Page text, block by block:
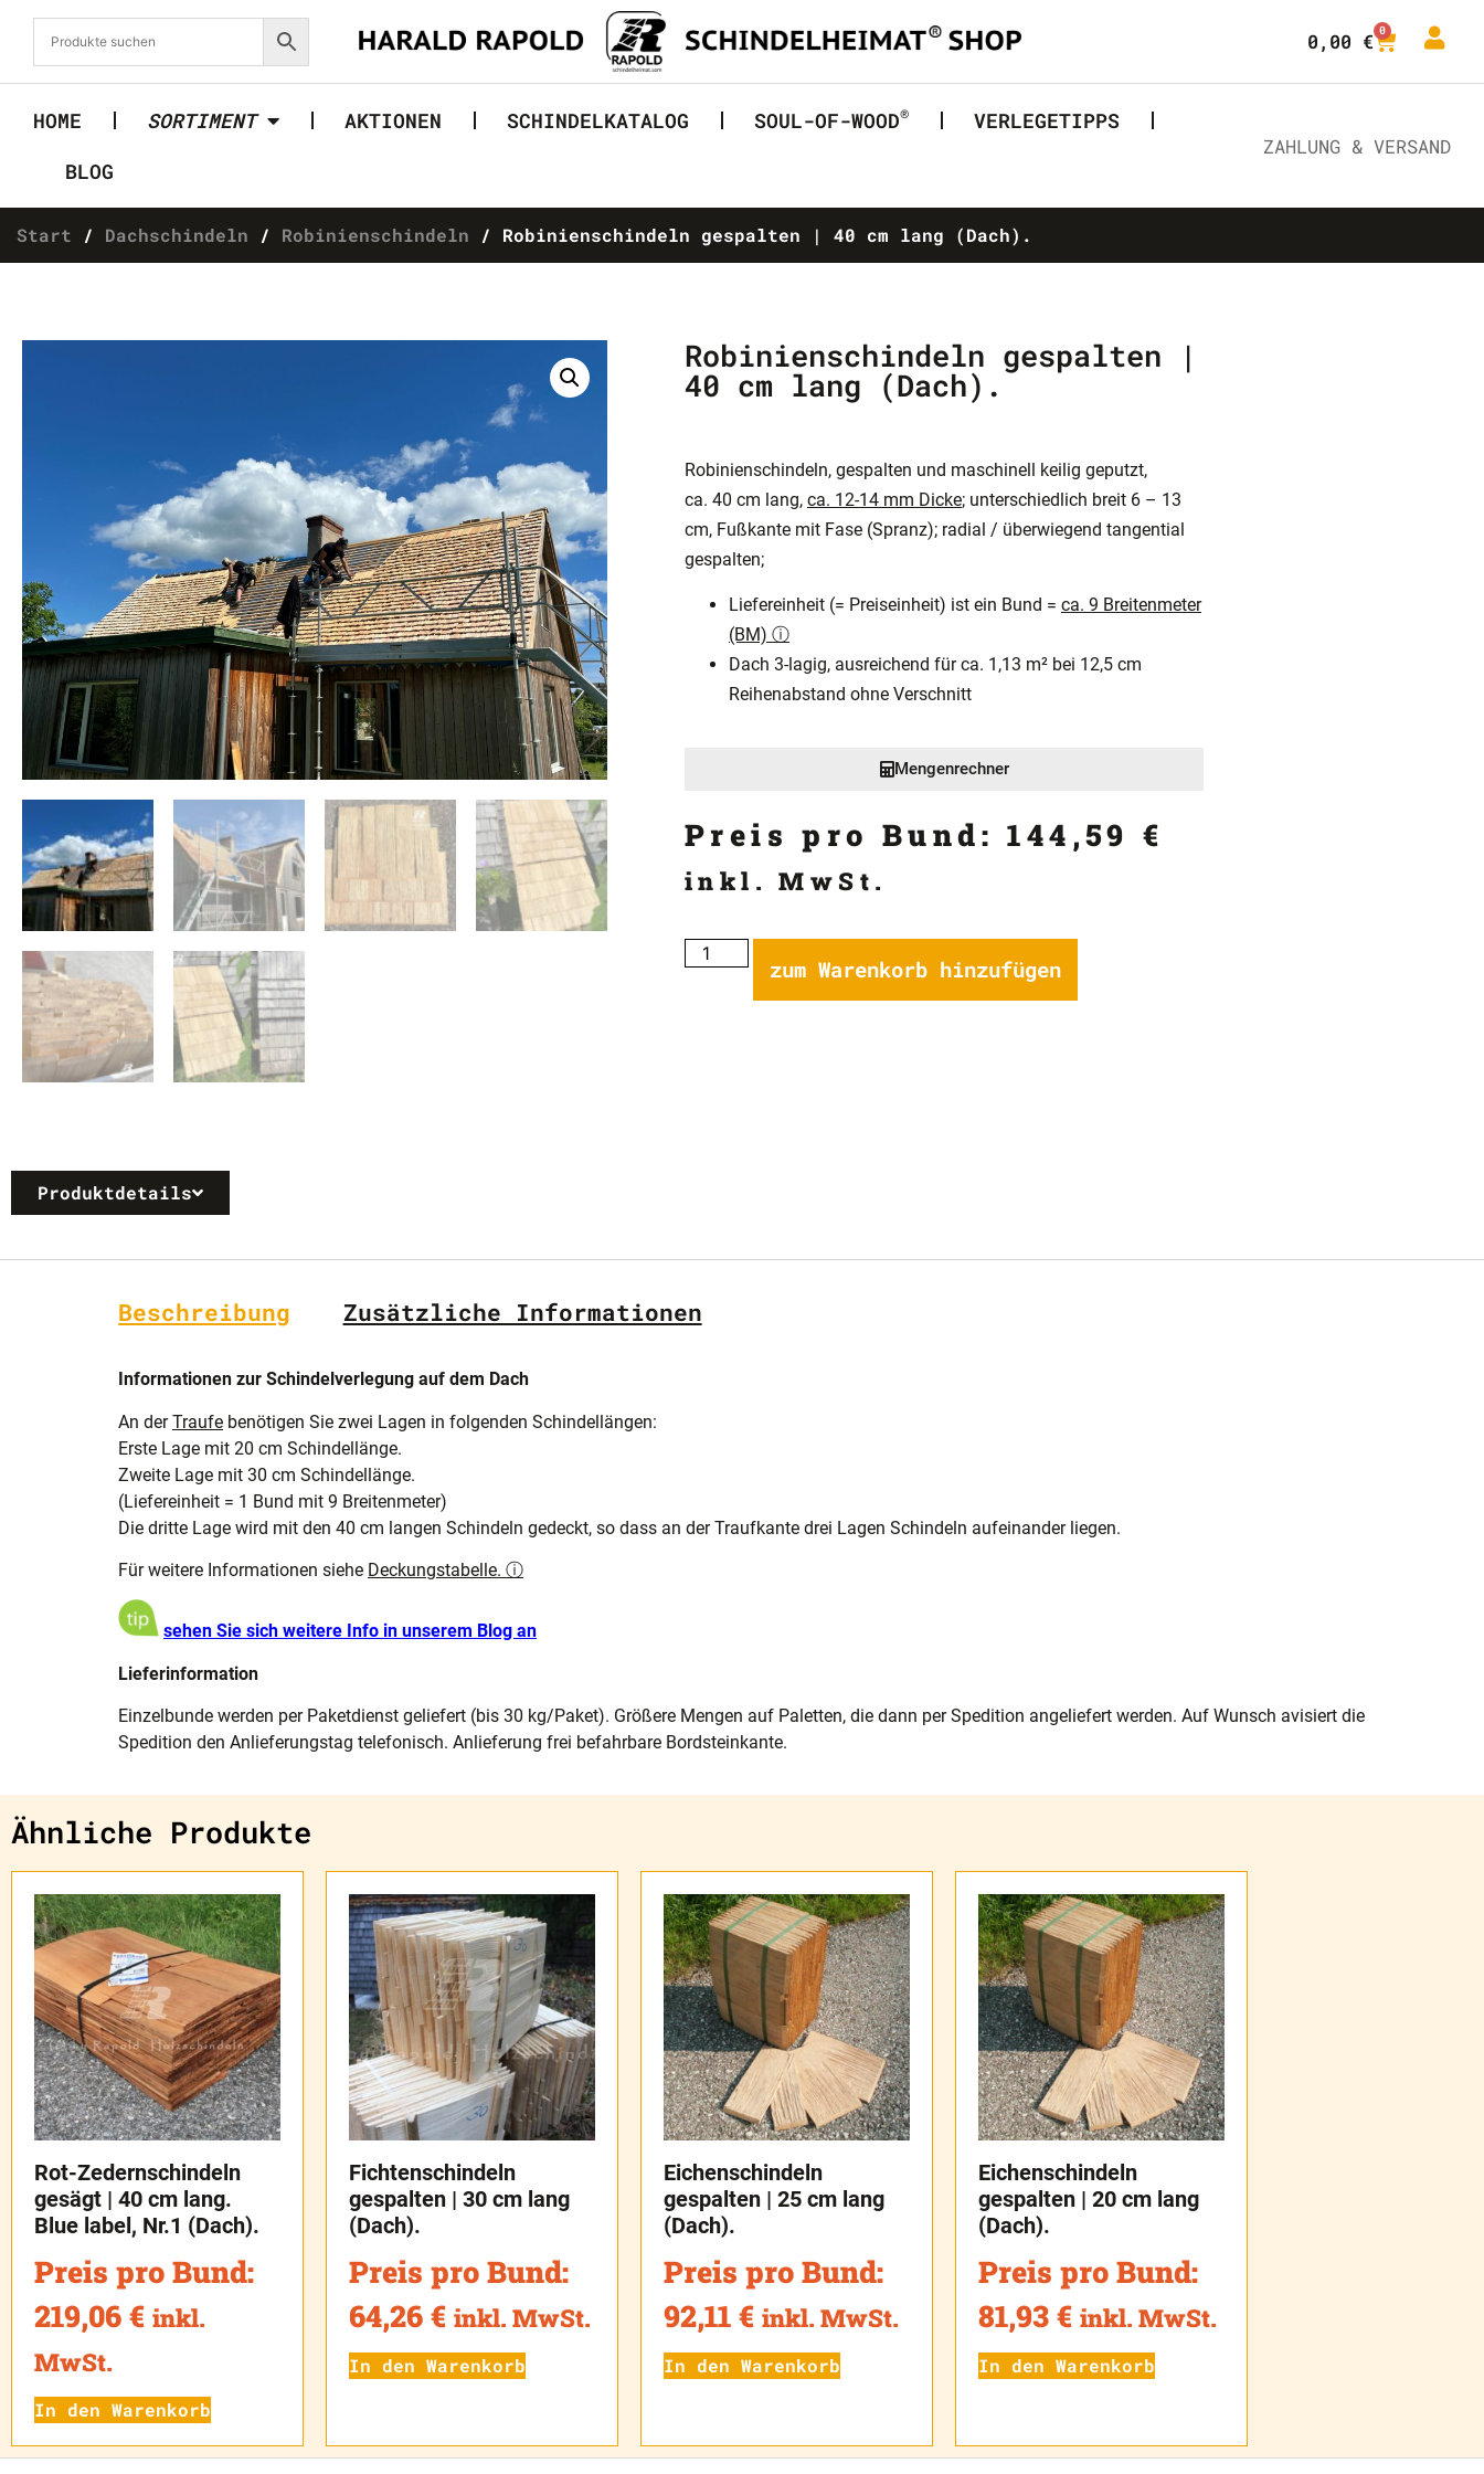
0,00 € 0
HOME SORTIMENT AKTIONEN SCHINDELKATALOG SOUL-OF-WOOD®
VERLEGETIPPS
BLOG
ZAHLUNG & VERSAND
Start / Dachschindeln / Robinienschindeln / Robinienschindeln gespalten | 40 cm lang (Dach).
Robinienschindeln gespalten |
40 cm lang (Dach).
Robinienschindeln, gespalten und maschinell keilig geputzt,
ca. 40 cm lang, ca. 12-14 mm Dicke; unterschiedlich breit 6 – 13
cm, Fußkante mit Fase (Spranz); radial / überwiegend tangential
gespalten;
Liefereinheit (= Preiseinheit) ist ein Bund = ca. 9 Breitenmeter
(BM) ⓘ
Dach 3-lagig, ausreichend für ca. 1,13 m² bei 12,5 cm
Reihenabstand ohne Verschnitt
Mengenrechner
Preis pro Bund:144,59€
inkl. MwSt.
zum Warenkorb hinzufügen
Produktdetails
Beschreibung Zusätzliche Informationen
Informationen zur Schindelverlegung auf dem Dach
An derTraufe benötigen Sie zwei Lagen in folgenden Schindellängen:
Erste Lage mit 20 cm Schindellänge.
Zweite Lage mit 30 cm Schindellänge.
(Liefereinheit = 1 Bund mit 9 Breitenmeter)
Die dritte Lage wird mit den 40 cm langen Schindeln gedeckt, so dass an der Traufkante drei Lagen Schindeln aufeinander liegen.
Für weitere Informationen siehe Deckungstabelle. ⓘ
sehen Sie sich weitere Info in unserem Blog an
Lieferinformation
Einzelbunde werden per Paketdienst geliefert (bis 30 kg/Paket). Größere Mengen auf Paletten, die dann per Spedition angeliefert werden. Auf Wunsch avisiert die
Spedition den Anlieferungstag telefonisch. Anlieferung frei befahrbare Bordsteinkante.
Ähnliche Produkte
Rot-Zedernschindeln
gesägt | 40 cm lang.
Blue label, Nr.1 (Dach).
Preis pro Bund:
219,06 € inkl.
MwSt.
In den Warenkorb
Fichtenschindeln
gespalten | 30 cm lang
(Dach).
Preis pro Bund:
64,26 € inkl. MwSt.
In den Warenkorb
Eichenschindeln
gespalten | 25 cm lang
(Dach).
Preis pro Bund:
92,11 € inkl. MwSt.
In den Warenkorb
Eichenschindeln
gespalten | 20 cm lang
(Dach).
Preis pro Bund:
81,93 € inkl. MwSt.
In den Warenkorb